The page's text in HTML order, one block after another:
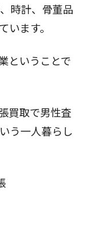
時計、骨董品
います。
ということで
買取で男性査
う一人暮らし